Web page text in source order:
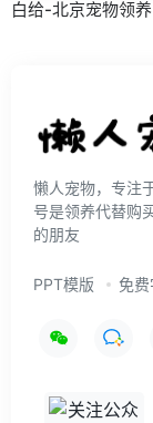
白给-北京宠物领养
懒人宠物，专注
号是领养代替购
的朋友
PPT模版 免